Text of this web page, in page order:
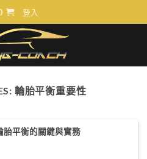
登入
輪胎平衡重要性
胎平衡的關鍵與實務